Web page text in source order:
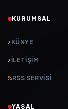
KURUMSAL
KÜNYE
İLETIŞIM
RSS SERVISI
YASAL